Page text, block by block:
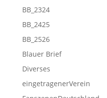
BB_2324
BB_2425
BB_2526
Blauer Brief
Diverses
eingetragenerVerein